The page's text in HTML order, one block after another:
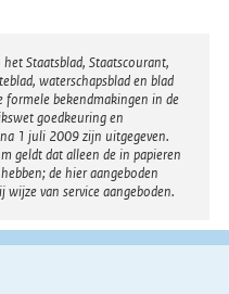
Staatsblad, Staatscourant,
waterschapsblad en blad
formele bekendmakingen in de
goedkeuring en
1 juli 2009 zijn uitgegeven.
geldt dat alleen de in papieren
de hier aangeboden
van service aangeboden.